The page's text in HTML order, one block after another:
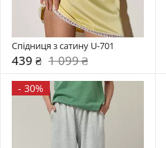
Спідниця з сатину U-701
439 ₴ 1 099 ₴
- 30%